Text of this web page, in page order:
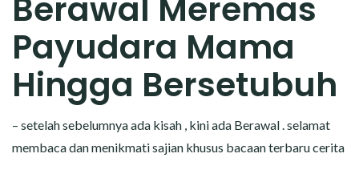
Berawal Meremas
Payudara Mama
Hingga Bersetubuh
– setelah sebelumnya ada kisah , kini ada Berawal . selamat
membaca dan menikmati sajian khusus bacaan terbaru cerita
CERITA MALAM
CERITA NAKAL
CERITA SEMPROT
CERITA SPERMA